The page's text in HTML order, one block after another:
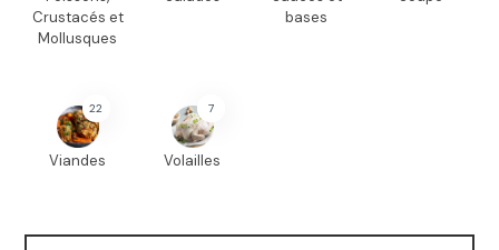
Crustacés et
Mollusques
bases
22
Viandes
7
Volailles